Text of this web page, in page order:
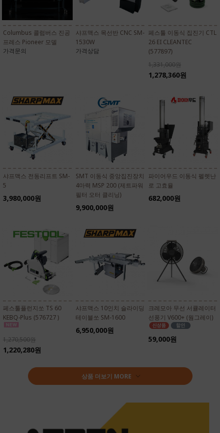
Columbus 콜럼버스 진공
프레스 Pioneer 모델
가격문의
샤프맥스 목선반 CNC SM-
1530W
가격상담
페스툴 이동식 집진기 CTL
26 EI CLEANTEC
(577897)
1,331,000원
1,278,360원
샤프맥스 전동리프트 SM-
5
3,980,000원
SMT 이동식 중앙집진장치
4마력 MSP 200 (제트파워
필터 오터 클리닝)
9,900,000원
파이어우드 이동식 펠렛난
로 고효율
682,000원
페스툴플런지쏘 TS 60
KEBQ-Plus (576727 )
1,270,500원
1,220,280원
샤프맥스 10인치 슬라이딩
테이블쏘 SM-1600
6,950,000원
크레모아 무선 서큘레이터
선풍기 V600+ (웜그레이)
59,000원
상품 더보기 MORE